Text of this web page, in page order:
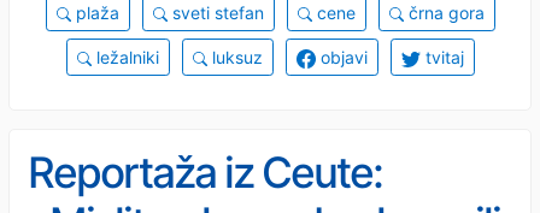
plaža sveti stefan cene črna gora
ležalniki luksuz objavi tvitaj
Reportaža iz Ceute: